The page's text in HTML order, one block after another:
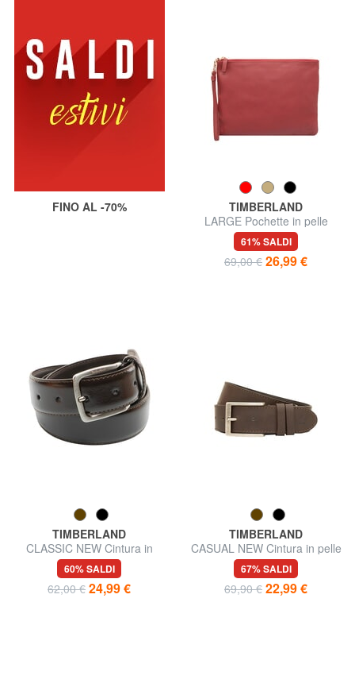
FINO AL -70%
TIMBERLAND
LARGE Pochette in pelle
grande con polsierina
61% SALDI
69,00 € 26,99 €
TIMBERLAND
CLASSIC NEW Cintura in
pelle
60% SALDI
62,00 € 24,99 €
TIMBERLAND
CASUAL NEW Cintura in pelle
67% SALDI
69,90 € 22,99 €